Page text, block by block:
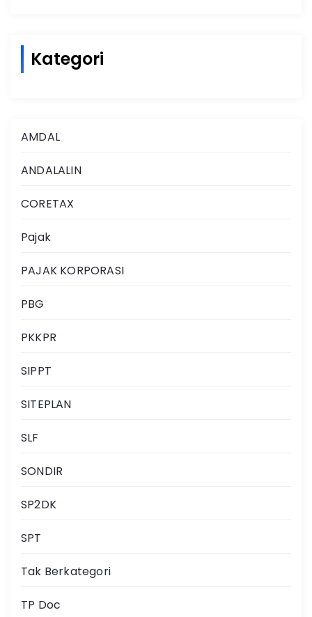
Kategori
AMDAL
ANDALALIN
CORETAX
Pajak
PAJAK KORPORASI
PBG
PKKPR
SIPPT
SITEPLAN
SLF
SONDIR
SP2DK
SPT
Tak Berkategori
TP Doc